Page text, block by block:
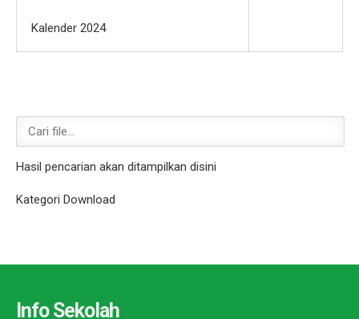
Kalender 2024
Hasil pencarian akan ditampilkan disini
Kategori Download
Info Sekolah